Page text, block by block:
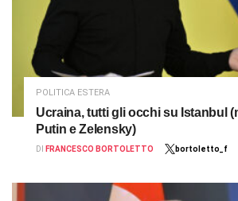
POLITICA ESTERA
Ucraina, tutti gli occhi su Istanbul
Putin e Zelensky)
DI FRANCESCO BORTOLETTO bortoletto_f